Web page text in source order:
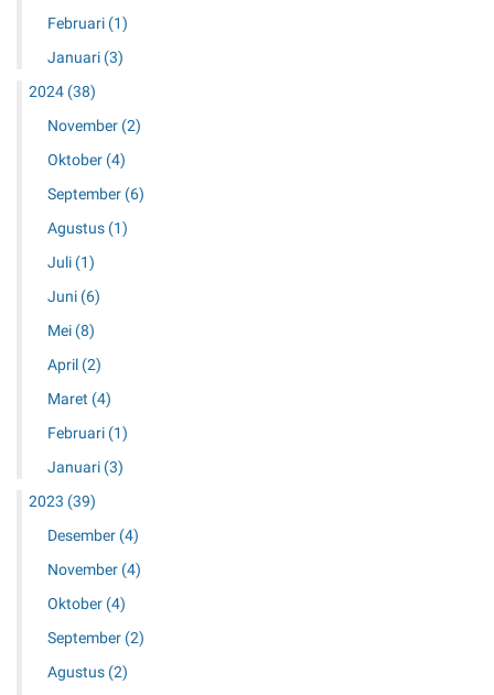
Februari (1)
Januari (3)
2024 (38)
November (2)
Oktober (4)
September (6)
Agustus (1)
Juli (1)
Juni (6)
Mei (8)
April (2)
Maret (4)
Februari (1)
Januari (3)
2023 (39)
Desember (4)
November (4)
Oktober (4)
September (2)
Agustus (2)